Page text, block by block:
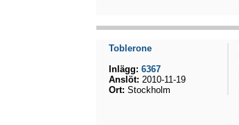
Toblerone
Inlägg: 6367
Anslöt: 2010-11-19
Ort: Stockholm